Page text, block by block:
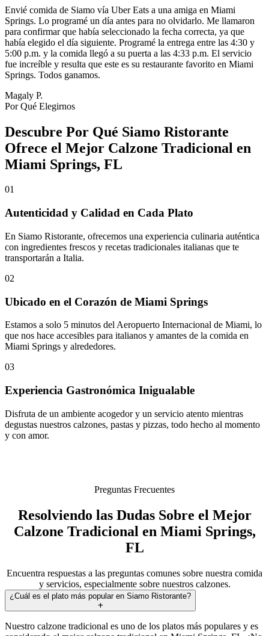
Envié comida de Siamo vía Uber Eats a una amiga en Miami
Springs. Lo programé un día antes para no olvidarlo. Me llamaron
para confirmar que había seleccionado la fecha correcta, ya que
había elegido el día siguiente. Programé la entrega entre las 4:30 y
5:00 p.m. y la comida llegó a su puerta a las 4:33 p.m. El servicio
fue increíble y resulta que este es su restaurante favorito en Miami
Springs. Todos ganamos.
Magaly P.
Por Qué Elegirnos
Descubre Por Qué Siamo Ristorante
Ofrece el Mejor Calzone Tradicional en
Miami Springs, FL
01
Autenticidad y Calidad en Cada Plato
En Siamo Ristorante, ofrecemos una experiencia culinaria auténtica
con ingredientes frescos y recetas tradicionales italianas que te
transportarán a Italia.
02
Ubicado en el Corazón de Miami Springs
Estamos a solo 5 minutos del Aeropuerto Internacional de Miami, lo
que nos hace accesibles para italianos y amantes de la comida en
Miami Springs y alrededores.
03
Experiencia Gastronómica Inigualable
Disfruta de un ambiente acogedor y un servicio atento mientras
degustas nuestros calzones, pastas y pizzas, todo hecho al momento
y con amor.
Preguntas Frecuentes
Resolviendo las Dudas Sobre el Mejor
Calzone Tradicional en Miami Springs,
FL
Encuentra respuestas a las preguntas comunes sobre nuestra comida
y servicios, especialmente sobre nuestros calzones.
¿Cuál es el plato más popular en Siamo Ristorante?
Nuestro calzone tradicional es uno de los platos más populares y es